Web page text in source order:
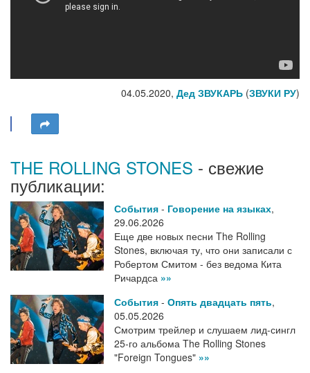
04.05.2020, Дед ЗВУКАРЬ (ЗВУКИ РУ)
THE ROLLING STONES - свежие
публикации:
События - Говорение на языках,
29.06.2026
Еще две новых песни The Rolling
Stones, включая ту, что они записали с
Робертом Смитом - без ведома Кита
Ричардса »»
События - Опять двадцать пять,
05.05.2026
Смотрим трейлер и слушаем лид-сингл
25-го альбома The Rolling Stones
"Foreign Tongues" »»